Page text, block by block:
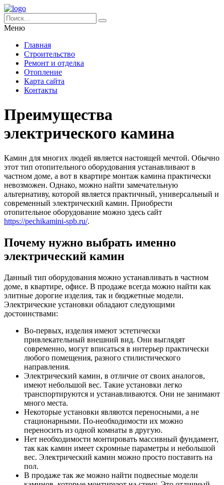
Меню
Главная
Строительство
Ремонт и отделка
Отопление
Карта сайта
Контакты
Преимущества
электрического камина
Камин для многих людей является настоящей мечтой. Обычно
этот тип отопительного оборудования устанавливают в
частном доме, а вот в квартире монтаж камина практически
невозможен. Однако, можно найти замечательную
альтернативу, которой является практичный, универсальный и
современный электрический камин. Приобрести
отопительное оборудование можно здесь сайт
https://pechikamini-spb.ru/.
Почему нужно выбрать именно
электрический камин
Данный тип оборудования можно устанавливать в частном
доме, в квартире, офисе. В продаже всегда можно найти как
элитные дорогие изделия, так и бюджетные модели.
Электрические установки обладают следующими
достоинствами:
Во-первых, изделия имеют эстетически
привлекательный внешний вид. Они выглядят
современно, могут вписаться в интерьер практически
любого помещения, разного стилистического
направления.
Электрический камин, в отличие от своих аналогов,
имеют небольшой вес. Такие установки легко
транспортируются и устанавливаются. Они не занимают
много места.
Некоторые установки являются переносными, а не
стационарными. По-необходимости их можно
переносить из одной комнаты в другую.
Нет необходимости монтировать массивный фундамент,
так как камин имеет скромные параметры и небольшой
вес. Электрический камин можно просто поставить на
пол.
В продаже так же можно найти подвесные модели